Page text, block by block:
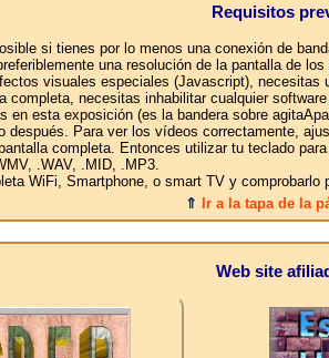
Requisitos
si tienes por lo menos una conexión de
una resolución de la pantalla de
visuales especiales (Javascript), necesitas
necesitas inhabilitar cualquier
esta exposición (es la bandera sobre
después. Para ver los vídeos correctamente,
completa. Entonces utilizar tu teclado
.WAV, .MID, .MP3.
WiFi, Smartphone, o smart TV y
⇑
Ir a la tapa de la
Web site